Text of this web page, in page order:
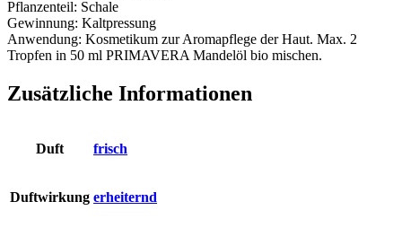
Pflanzenteil: Schale
Gewinnung: Kaltpressung
Anwendung: Kosmetikum zur Aromapflege der Haut. Max. 2
Tropfen in 50 ml PRIMAVERA Mandelöl bio mischen.
Zusätzliche Informationen
Duft frisch
Duftwirkung erheiternd